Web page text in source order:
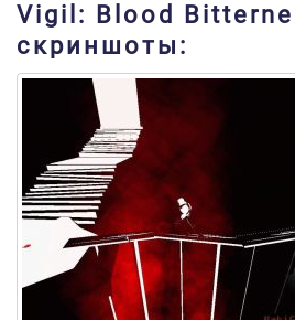
Vigil: Blood
скриншоты: